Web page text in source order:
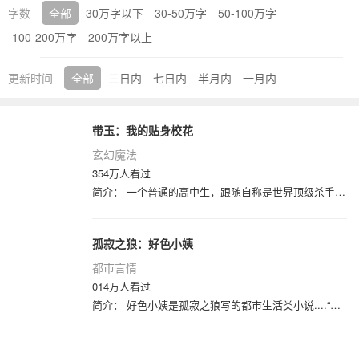
字数 全部 30万字以下 30-50万字
50-100万字
100-200万字
200万字以上
更新时间 全部 三日内 七日内 半月内 一月内
带玉：我的贴身校花
玄幻魔法
354万人看过
简介： 一个普通的高中生，跟随自称是世界顶级杀手的无耻老头子学功夫，无意间又得到一瓶丹药，让他身怀数种异能，从此开始了美妙的生活
孤寂之狼：好色小姨
都市言情
014万人看过
简介： 好色小姨是孤寂之狼写的都市生活类小说....“小姨，我要……”“乖乖，我来了……”当你有一个漂亮的不像话，而且寂寞难耐的